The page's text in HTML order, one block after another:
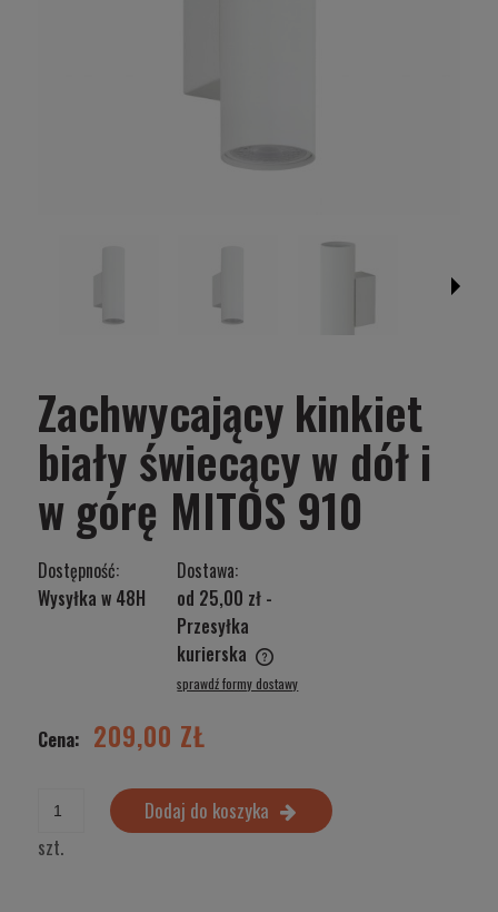
Zachwycający kinkiet
biały świecący w dół i
w górę MITOS 910
Dostępność:
Wysyłka w 48H
Dostawa:
od 25,00 zł -
Przesyłka
kurierska
Cena nie zawiera ewentualnych kosztów płatności
sprawdź formy dostawy
Cena: 209,00 ZŁ
szt.
Dodaj do koszyka